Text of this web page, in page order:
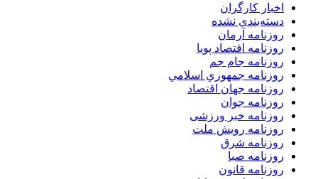
اخبار کارگران
دسته‌بندی نشده
روزنامه آرمان
روزنامه اقتصاد پویا
روزنامه جام جم
روزنامه جمهوري اسلامي
روزنامه جهان اقتصاد
روزنامه جوان
روزنامه خبر ورزشى
روزنامه رویش ملت
روزنامه شرق
روزنامه صبا
روزنامه قانون